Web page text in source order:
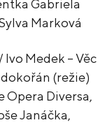
Gabriela
Marková
Medek – Věc
(režie)
Opera Diversa,
Janáčka,